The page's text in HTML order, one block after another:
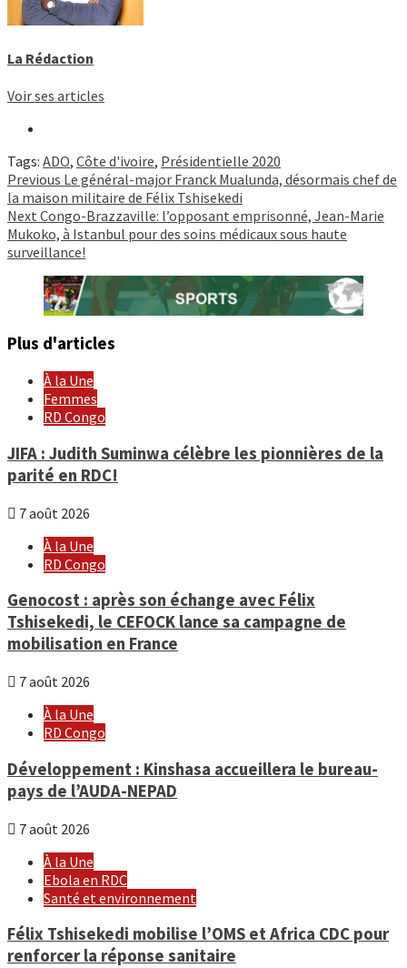
La Rédaction
Voir ses articles
Tags: ADO, Côte d'ivoire, Présidentielle 2020
Continue
Reading
Previous Le général-major Franck Mualunda, désormais chef de
la maison militaire de Félix Tshisekedi
Next Congo-Brazzaville: l’opposant emprisonné, Jean-Marie
Mukoko, à Istanbul pour des soins médicaux sous haute
surveillance!
Plus d'articles
À la Une
Femmes
RD Congo
JIFA : Judith Suminwa célèbre les pionnières de la
parité en RDC!
7 août 2026
À la Une
RD Congo
Genocost : après son échange avec Félix
Tshisekedi, le CEFOCK lance sa campagne de
mobilisation en France
7 août 2026
À la Une
RD Congo
Développement : Kinshasa accueillera le bureau-
pays de l’AUDA-NEPAD
7 août 2026
À la Une
Ebola en RDC
Santé et environnement
Félix Tshisekedi mobilise l’OMS et Africa CDC pour
renforcer la réponse sanitaire